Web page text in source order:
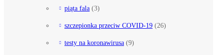
piąta fala (3)
szczepionka przeciw COVID-19 (26)
testy na koronawirusa (9)